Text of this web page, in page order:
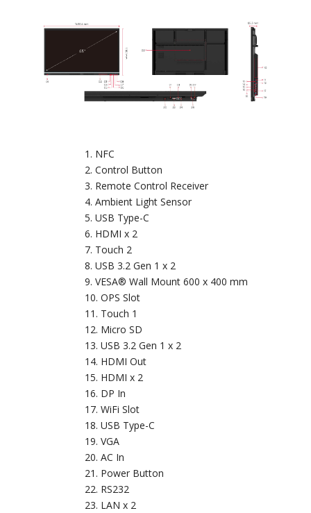
NFC
Control Button
Remote Control Receiver
Ambient Light Sensor
USB Type-C
HDMI x 2
Touch 2
USB 3.2 Gen 1 x 2
VESA® Wall Mount 600 x 400 mm
OPS Slot
Touch 1
Micro SD
USB 3.2 Gen 1 x 2
HDMI Out
HDMI x 2
DP In
WiFi Slot
USB Type-C
VGA
AC In
Power Button
RS232
LAN x 2